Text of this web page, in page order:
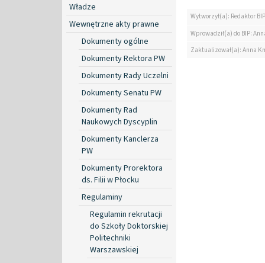
Władze
Wewnętrzne akty prawne
Dokumenty ogólne
Dokumenty Rektora PW
Dokumenty Rady Uczelni
Dokumenty Senatu PW
Dokumenty Rad
Naukowych Dyscyplin
Dokumenty Kanclerza
PW
Dokumenty Prorektora
ds. Filii w Płocku
Regulaminy
Regulamin rekrutacji
do Szkoły Doktorskiej
Politechniki
Warszawskiej
Wytworzył(a): Redaktor BIP
Wprowadził(a) do BIP:
Zaktualizował(a): Anna